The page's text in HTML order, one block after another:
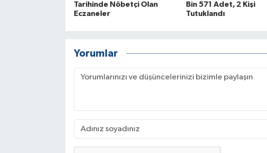
Tarihinde Nöbetçi Olan
Eczaneler
Bin 571 Adet, 2 Kişi
Tutuklandı
Yorumlar